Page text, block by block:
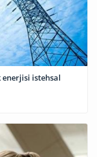
istehsal